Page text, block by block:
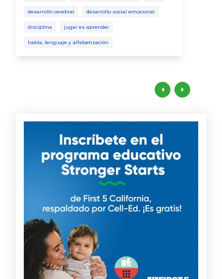
desarrollo cerebral desarrollo social emocional
disciplina jugar es aprender
habla, lenguaje y alfabetización